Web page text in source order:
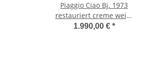
Piaggio Ciao Bj. 1973
restauriert creme weiss
zu verkaufen
1.990,00 € *